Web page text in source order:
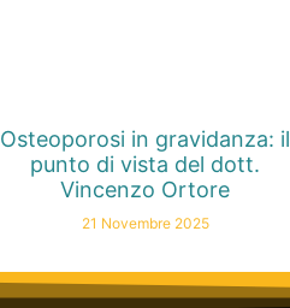
Osteoporosi in gravidanza: il
punto di vista del dott.
Vincenzo Ortore
21 Novembre 2025